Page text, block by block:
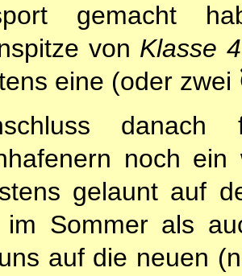
gemacht
von Klasse 4
eine (oder
noch
gelaunt auf
im Sommer als
auf die neuen